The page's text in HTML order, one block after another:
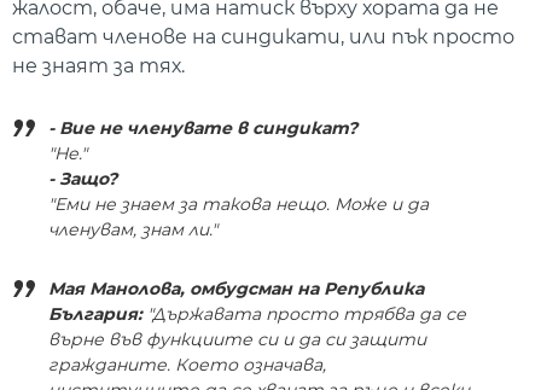
жалост, обаче, има натиск върху хората да не
стават членове на синдикати, или пък просто
не знаят за тях.
- Вие не членувате в синдикат?
"Не."
- Защо?
"Еми не знаем за такова нещо. Може и да
членувам, знам ли."
Мая Манолова, омбудсман на Република
България:"Държавата просто трябва да се
върне във функциите си и да си защити
гражданите. Което означава,